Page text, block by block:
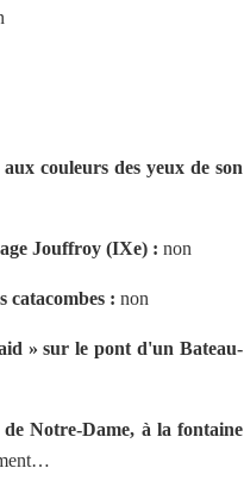
aux couleurs des yeux de son
Jouffroy (IXe) : non
catacombes : non
» sur le pont d'un Bateau-
Notre-Dame, à la fontaine